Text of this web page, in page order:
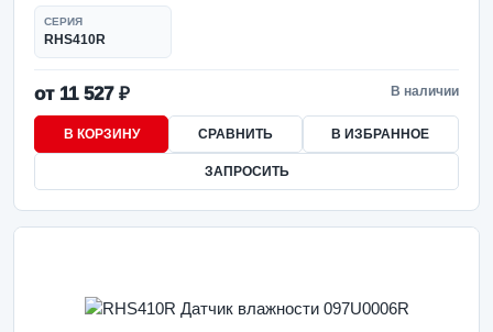
СЕРИЯ
RHS410R
от 11 527 ₽ В наличии
В КОРЗИНУ СРАВНИТЬ В ИЗБРАННОЕ
ЗАПРОСИТЬ